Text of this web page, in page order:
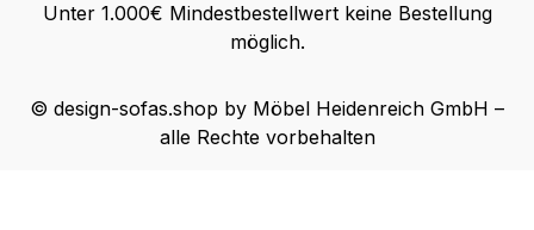
Unter 1.000€ Mindestbestellwert keine Bestellung
möglich.
© design-sofas.shop by Möbel Heidenreich GmbH –
alle Rechte vorbehalten